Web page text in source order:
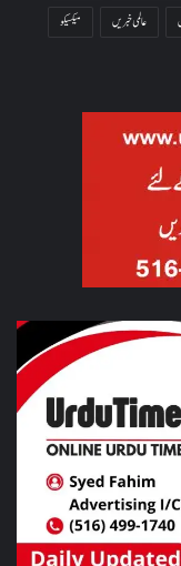
عالمی خبریں
میکسیکو